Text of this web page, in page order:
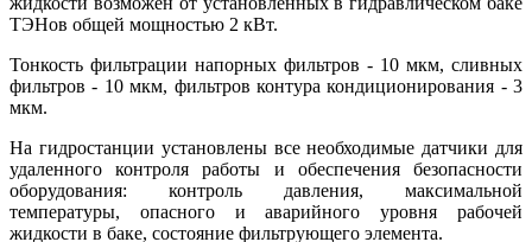
ТЭНов общей мощностью 2 кВт.
Тонкость фильтрации напорных фильтров - 10 мкм, сливных
фильтров - 10 мкм, фильтров контура кондиционирования - 3
мкм.
На гидростанции установлены все необходимые датчики для
удаленного контроля работы и обеспечения безопасности
оборудования: контроль давления, максимальной
температуры, опасного и аварийного уровня рабочей
жидкости в баке, состояние фильтрующего элемента.